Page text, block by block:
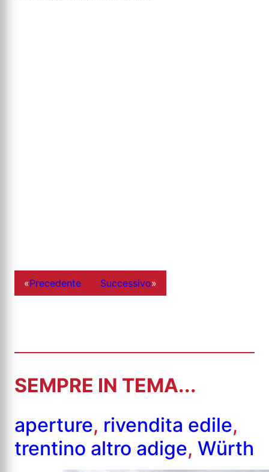
«Precedente Successivo»
SEMPRE IN TEMA...
aperture, rivendita edile,
trentino altro adige, Würth